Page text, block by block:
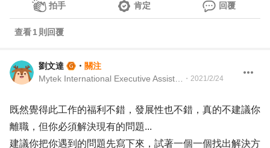
拍手 肯定 回覆
查看1 則回覆
劉文達 ・ 關注
・ 2021/2/24
既然覺得此工作的福利不錯，發展性也不錯，真的不建議你
離職，但你必須解決現有的問題...
建議你把你遇到的問題先寫下來，試著一個一個找出解決方